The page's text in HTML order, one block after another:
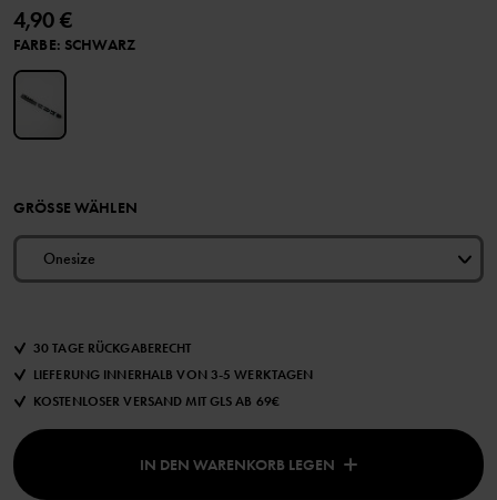
4,90 €
FARBE: SCHWARZ
GRÖSSE WÄHLEN
Onesize
30 TAGE RÜCKGABERECHT
LIEFERUNG INNERHALB VON 3-5 WERKTAGEN
KOSTENLOSER VERSAND MIT GLS AB 69€
IN DEN WARENKORB LEGEN